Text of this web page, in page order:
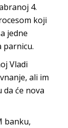
4.
koji
jedne
parnicu.
Vladi
ali im
će nova
banku,